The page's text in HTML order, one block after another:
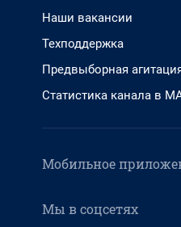
Наши вакансии
Техподдержка
Предвыборная
Статистика канала в
Мобильное
Мы в соцсетях